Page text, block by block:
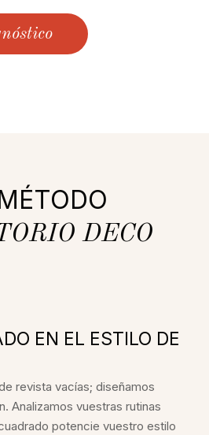
DECO
EN EL ESTILO DE
revista vacías; diseñamos
Analizamos vuestras rutinas
potencie vuestro estilo